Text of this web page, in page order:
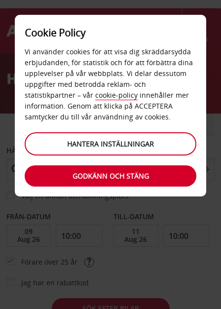
Menu
AvisHyrbil Abilene
BIL
HÄMTA FRÅN
Välj en annan återlämningsplats
FRÅN-DATUM TILL-DATUM
Förare över 25 år
Jag har en rabattkod
Cookie Policy
Vi använder cookies för att visa dig skräddarsydda
erbjudanden, för statistik och för att förbättra dina
upplevelser på vår webbplats. Vi delar dessutom
uppgifter med betrodda reklam- och
statistikpartner – vår cookie-policy innehåller mer
information. Genom att klicka på ACCEPTERA
samtycker du till vår användning av cookies.
HANTERA INSTÄLLNINGAR
GODKÄNN OCH STÄNG